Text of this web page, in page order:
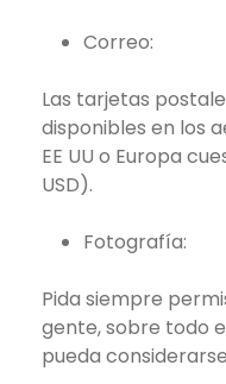
Correo:
Las tarjetas
disponibles en los
EE UU o Europa
USD).
Fotografía:
Pida siempre
gente, sobre todo
pueda